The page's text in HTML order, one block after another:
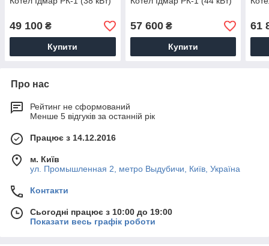
49 100 ₴
Купити
57 600₴
Купити
61
Про нас
Рейтинг не сформований
Менше 5 відгуків за останній рік
Працює з 14.12.2016
м. Київ
ул. Промышленная 2, метро Выдубичи, Київ, Україна
Контакти
Сьогодні працює з 10:00 до 19:00
Показати весь графік роботи